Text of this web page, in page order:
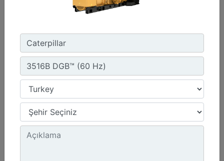
Minimum Değer :
50,0 kVA
50,0 kVA
Emisyonlar/Yakıt Stratejisi :
Yönetmelik Bulunmayan Bölge